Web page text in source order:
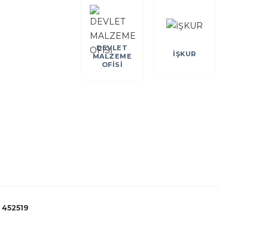
DEVLET
MALZEME
OFİSİ
İŞKUR
452519